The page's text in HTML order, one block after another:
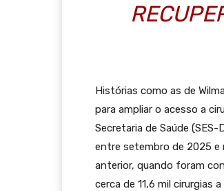
Histórias como as de
para ampliar o acesso a
Secretaria de Saúde
entre setembro de 2025 e
anterior, quando foram
cerca de 11,6 mil cirurgias